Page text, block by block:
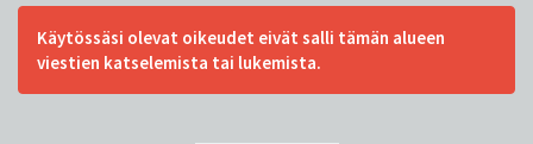
Käytössäsi olevat oikeudet eivät salli tämän alueen
viestien katselemista tai lukemista.